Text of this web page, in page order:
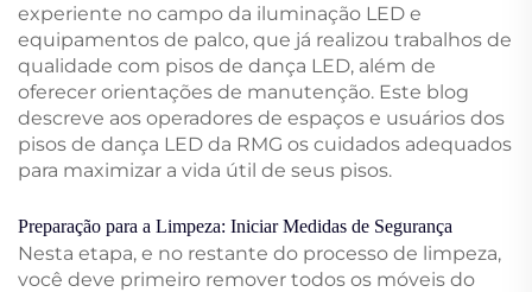
experiente no campo da iluminação LED e
equipamentos de palco, que já realizou trabalhos de
qualidade com pisos de dança LED, além de
oferecer orientações de manutenção. Este blog
descreve aos operadores de espaços e usuários dos
pisos de dança LED da RMG os cuidados adequados
para maximizar a vida útil de seus pisos.
Preparação para a Limpeza: Iniciar Medidas de Segurança
Nesta etapa, e no restante do processo de limpeza,
você deve primeiro remover todos os móveis do